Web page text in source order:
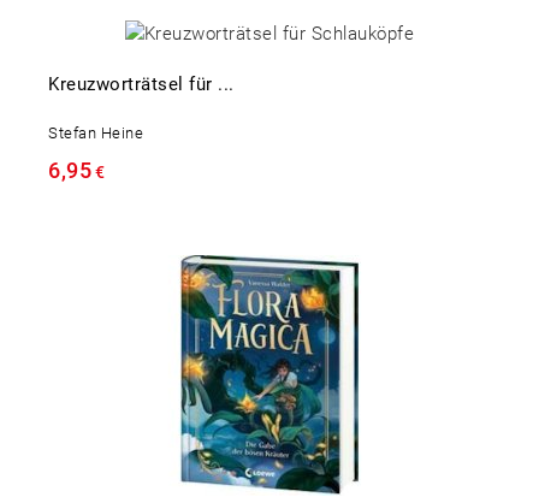
Kreuzworträtsel für ...
Stefan Heine
6,95€